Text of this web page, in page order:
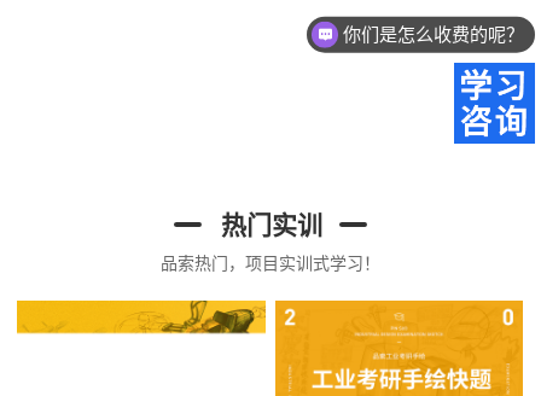
热门实训
品索热门，项目实训式学习！
你们是怎么收费的呢？